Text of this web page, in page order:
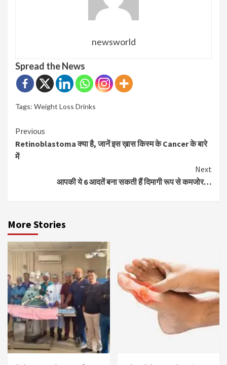
newsworld
Spread the News
Tags: Weight Loss Drinks
Continue
Reading
Previous
Retinoblastoma क्या है, जानें इस ख़ास किस्म के Cancer के बारे
में
Next
आपकी ये 6 आदतें बना सकती हैं दिमागी रूप से कमजोर…
More Stories